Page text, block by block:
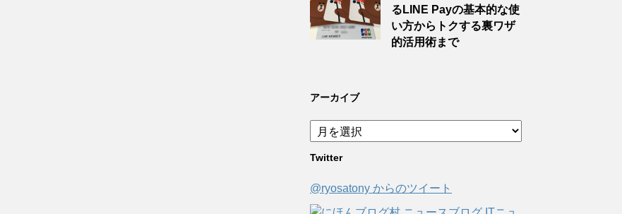
るLINE Payの基本的な使
い方からトクする裏ワザ
的活用術まで
アーカイブ
ア
ー
カ
ブ
Twitter
@ryosatony からのツイート